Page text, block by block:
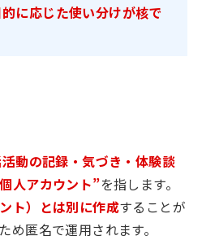
に応じた使い分けが核で
動の記録・気づき・体験談
人アカウント”を指します。
ト）とは別に作成することが
め匿名で運用されます。